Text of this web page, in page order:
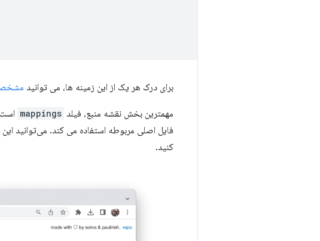
برای درک هر یک از این زمینه ها، می توانید
مهمترین بخش نقشه منبع، فیلد mappings
فایل اصلی مربوطه استفاده می کند. می‌توانید این
کنید.